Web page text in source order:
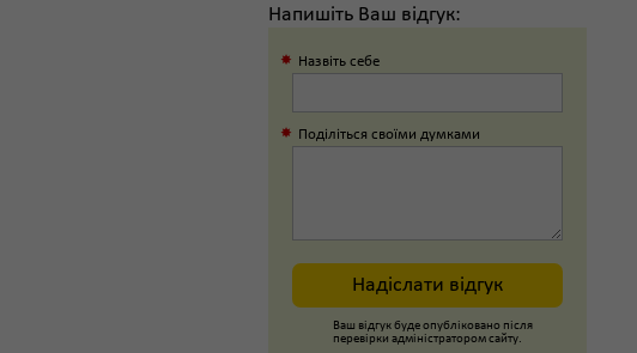
Напишіть Ваш відгук:
Назвіть себе
Поділіться своїми думками
Надіслати відгук
Ваш відгук буде опубліковано після
перевірки адміністратором сайту.